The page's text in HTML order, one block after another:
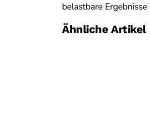
belastbare
Ähnliche Artikel